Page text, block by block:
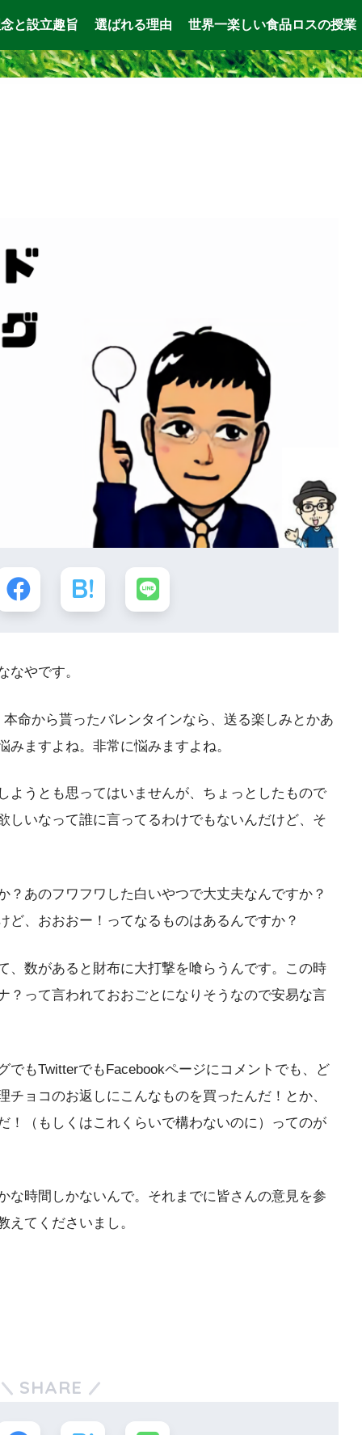
と設立趣旨 選ばれる理由 世界一楽しい食品ロスの授業
なやです。
命から貰ったバレンタインなら、送る楽しみとかあ
ますよね。非常に悩みますよね。
ようとも思ってはいませんが、ちょっとしたもので
いなって誰に言ってるわけでもないんだけど、そ
？あのフワフワした白いやつで大丈夫なんですか？
ど、おおおー！ってなるものはあるんですか？
、数があると財布に大打撃を喰らうんです。この時
？って言われておおごとになりそうなので安易な言
でもTwitterでもFacebookページにコメントでも、ど
ョコのお返しにこんなものを買ったんだ！とか、
！（もしくはこれくらいで構わないのに）ってのが
な時間しかないんで。それまでに皆さんの意見を参
えてくださいまし。
SHARE